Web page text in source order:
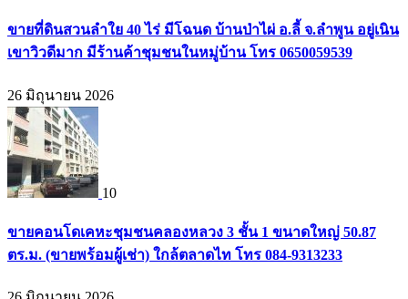
ขายที่ดินสวนลำใย 40 ไร่ มีโฉนด บ้านป่าไผ่ อ.ลี้ จ.ลำพูน อยู่เนิน
เขาวิวดีมาก มีร้านค้าชุมชนในหมู่บ้าน โทร 0650059539
26 มิถุนายน 2026
10
ขายคอนโดเคหะชุมชนคลองหลวง 3 ชั้น 1 ขนาดใหญ่ 50.87
ตร.ม. (ขายพร้อมผู้เช่า) ใกล้ตลาดไท โทร 084-9313233